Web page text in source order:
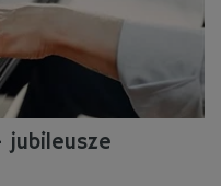
jubileusze